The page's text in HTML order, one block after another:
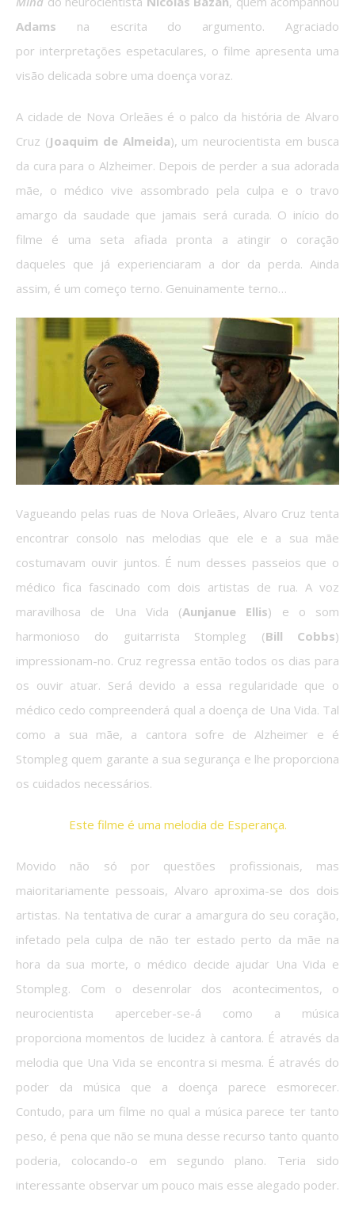
Adams na escrita do argumento. Agraciado
por interpretações espetaculares, o filme apresenta uma
visão delicada sobre uma doença voraz.
A cidade de Nova Orleães é o palco da história de Alvaro
Cruz (Joaquim de Almeida), um neurocientista em busca
da cura para o Alzheimer. Depois de perder a sua adorada
mãe, o médico vive assombrado pela culpa e o travo
amargo da saudade que jamais será curada. O início do
filme é uma seta afiada pronta a atingir o coração
daqueles que já experienciaram a dor da perda. Ainda
assim, é um começo terno. Genuinamente terno…
Vagueando pelas ruas de Nova Orleães, Alvaro Cruz tenta
encontrar consolo nas melodias que ele e a sua mãe
costumavam ouvir juntos. É num desses passeios que o
médico fica fascinado com dois artistas de rua. A voz
maravilhosa de Una Vida (Aunjanue Ellis) e o som
harmonioso do guitarrista Stompleg (Bill Cobbs)
impressionam-no. Cruz regressa então todos os dias para
os ouvir atuar. Será devido a essa regularidade que o
médico cedo compreenderá qual a doença de Una Vida. Tal
como a sua mãe, a cantora sofre de Alzheimer e é
Stompleg quem garante a sua segurança e lhe proporciona
os cuidados necessários.
Este filme é uma melodia de Esperança.
Movido não só por questões profissionais, mas
maioritariamente pessoais, Alvaro aproxima-se dos dois
artistas. Na tentativa de curar a amargura do seu coração,
infetado pela culpa de não ter estado perto da mãe na
hora da sua morte, o médico decide ajudar Una Vida e
Stompleg. Com o desenrolar dos acontecimentos, o
neurocientista aperceber-se-á como a música
proporciona momentos de lucidez à cantora. É através da
melodia que Una Vida se encontra si mesma. É através do
poder da música que a doença parece esmorecer.
Contudo, para um filme no qual a música parece ter tanto
peso, é pena que não se muna desse recurso tanto quanto
poderia, colocando-o em segundo plano. Teria sido
interessante observar um pouco mais esse alegado poder.